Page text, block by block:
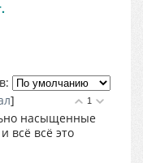
1
]
насыщенные
всё всё это